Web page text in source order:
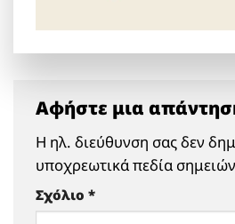
Αφήστε μια
Η ηλ. διεύθυνση σας δεν
υποχρεωτικά πεδία
Σχόλιο *